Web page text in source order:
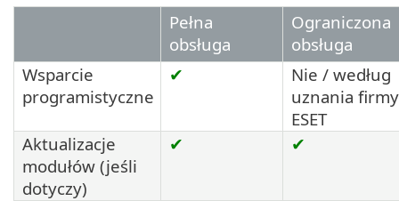
Pełna
obsługa
Ograniczona
obsługa
Wsparcie
programistyczne
✔
Nie / według
uznania firmy
ESET
Aktualizacje
modułów (jeśli
dotyczy)
✔ ✔